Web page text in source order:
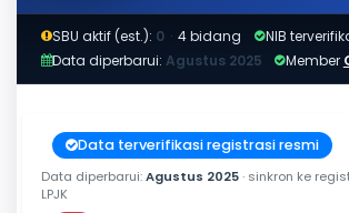
SBU aktif (est.): 0 · 4 bidang
NIB
Data diperbarui: Agustus 2025 Member
Data terverifikasi registrasi resmi
Data diperbarui:Agustus 2025· sinkron ke
LPJK